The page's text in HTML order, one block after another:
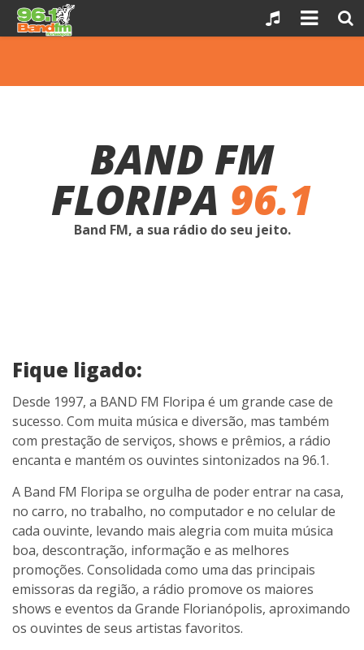
content
BAND FM
FLORIPA 96.1
Band FM, a sua rádio do seu jeito.
Fique ligado:
Desde 1997, a BAND FM Floripa é um grande case de
sucesso. Com muita música e diversão, mas também
com prestação de serviços, shows e prêmios, a rádio
encanta e mantém os ouvintes sintonizados na 96.1.
A Band FM Floripa se orgulha de poder entrar na casa,
no carro, no trabalho, no computador e no celular de
cada ouvinte, levando mais alegria com muita música
boa, descontração, informação e as melhores
promoções. Consolidada como uma das principais
emissoras da região, a rádio promove os maiores
shows e eventos da Grande Florianópolis, aproximando
os ouvintes de seus artistas favoritos.